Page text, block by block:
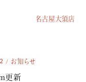
名古屋大須店
お知らせ
更新